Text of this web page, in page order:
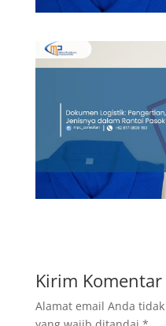
Kirim Komentar
Alamat email Anda